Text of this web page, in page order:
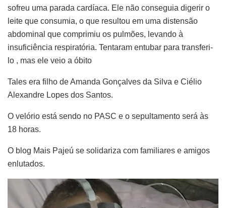
sofreu uma parada cardíaca. Ele não conseguia digerir o
leite que consumia, o que resultou em uma distensão
abdominal que comprimiu os pulmões, levando à
insuficiência respiratória. Tentaram entubar para transferi-
lo , mas ele veio a óbito
Tales era filho de Amanda Gonçalves da Silva e Ciélio
Alexandre Lopes dos Santos.
O velório está sendo no PASC e o sepultamento será às
18 horas.
O blog Mais Pajeú se solidariza com familiares e amigos
enlutados.